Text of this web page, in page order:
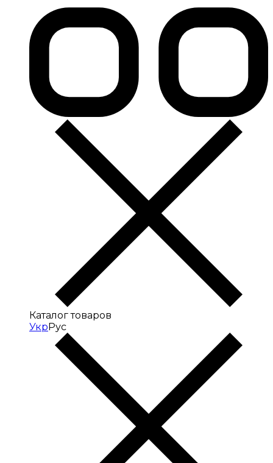
Каталог товаров
УкрРус